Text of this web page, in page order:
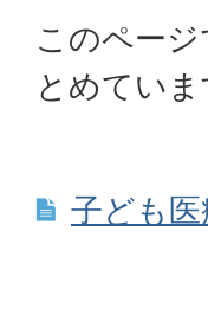
このペー
とめていま
子ども